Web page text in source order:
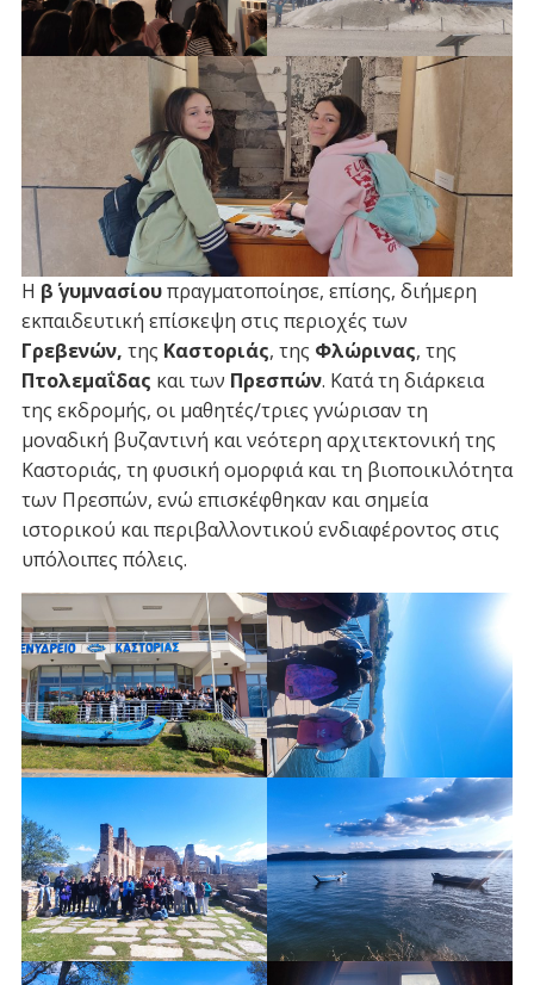
Η β΄ γυμνασίουπραγματοποίησε, επίσης, διήμερη
εκπαιδευτική επίσκεψη στις περιοχές των
Γρεβενών, της Καστοριάς, της Φλώρινας, της
Πτολεμαΐδας και των Πρεσπών. Κατά τη διάρκεια
της εκδρομής, οι μαθητές/τριες γνώρισαν τη
μοναδική βυζαντινή και νεότερη αρχιτεκτονική της
Καστοριάς, τη φυσική ομορφιά και τη βιοποικιλότητα
των Πρεσπών, ενώ επισκέφθηκαν και σημεία
ιστορικού και περιβαλλοντικού ενδιαφέροντος στις
υπόλοιπες πόλεις.